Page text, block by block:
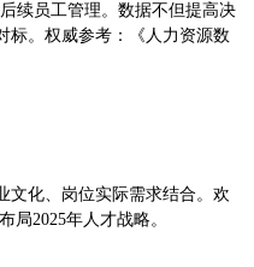
续员工管理。数据不但提高决
标。权威参考：《人力资源数
文化、岗位实际需求结合。欢
局2025年人才战略。